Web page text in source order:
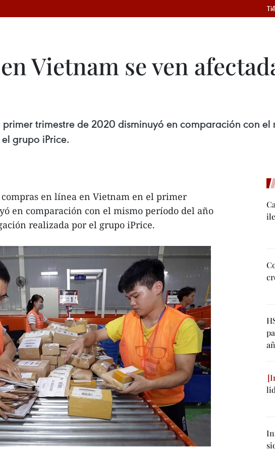
Vietnam se ven
primer trimestre de 2020 disminuyó en comparación con
grupo iPrice.
compras en línea en Vietnam en el primer
en comparación con el mismo período del año
realizada por el grupo iPrice.